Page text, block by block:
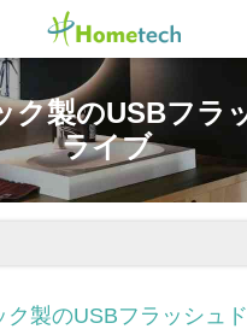
ク製のUSBフラ
ライブ
ク製のUSBフラッシュ